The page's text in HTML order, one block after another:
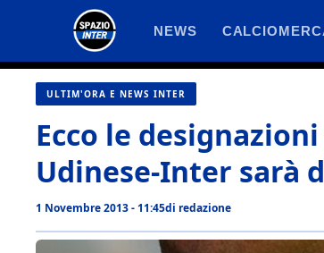
contenuto
NEWS
ULTIM'ORA E NEWS INTER
Ecco le
Udinese-Inter sarà
1 Novembre 2013 - 11:45di redazione